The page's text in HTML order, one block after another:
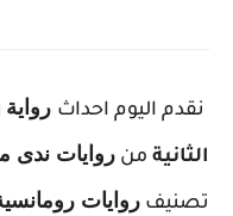
نقدم اليوم احداث ر واية
الثانية من روايات
تصنيف روايات